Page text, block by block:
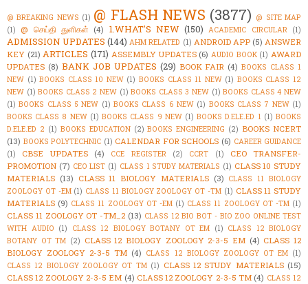
@ BREAKING NEWS (1) @ FLASH NEWS (3877) @ SITE MAP
(1) @ செய்தி துளிகள் (4) 1.WHAT'S NEW (150) ACADEMIC CIRCULAR (1)
ADMISSION UPDATES (144) AHM RELATED (1) ANDROID APP (5) ANSWER
KEY (21) ARTICLES (171) ASSEMBLY UPDATES (6) AUDIO BOOK (1) AWARD
UPDATES (8) BANK JOB UPDATES (29) BOOK FAIR (4) BOOKS CLASS 1
NEW (1) BOOKS CLASS 10 NEW (1) BOOKS CLASS 11 NEW (1) BOOKS CLASS 12
NEW (1) BOOKS CLASS 2 NEW (1) BOOKS CLASS 3 NEW (1) BOOKS CLASS 4 NEW
(1) BOOKS CLASS 5 NEW (1) BOOKS CLASS 6 NEW (1) BOOKS CLASS 7 NEW (1)
BOOKS CLASS 8 NEW (1) BOOKS CLASS 9 NEW (1) BOOKS D.ELE.ED 1 (1) BOOKS
D.ELE.ED 2 (1) BOOKS EDUCATION (2) BOOKS ENGINEERING (2) BOOKS NCERT
(13) BOOKS POLYTECHNIC (1) CALENDAR FOR SCHOOLS (6) CAREER GUIDANCE
(1)
CBSE UPDATES (4) CCE REGISTER (2) CCRT (1)
CEO TRANSFER-
PROMOTION (7) CEO LIST (1) CLASS 1 STUDY MATERIALS (1) CLASS 10 STUDY
MATERIALS (13) CLASS 11 BIOLOGY MATERIALS (3) CLASS 11 BIOLOGY
ZOOLOGY OT -EM (1) CLASS 11 BIOLOGY ZOOLOGY OT -TM (1) CLASS 11 STUDY
MATERIALS (9) CLASS 11 ZOOLOGY OT -EM (1) CLASS 11 ZOOLOGY OT -TM (1)
CLASS 11 ZOOLOGY OT -TM_2 (13) CLASS 12 BIO BOT - BIO ZOO ONLINE TEST
WITH AUDIO (1) CLASS 12 BIOLOGY BOTANY OT EM (1) CLASS 12 BIOLOGY
BOTANY OT TM (2) CLASS 12 BIOLOGY ZOOLOGY 2-3-5 EM (4) CLASS 12
BIOLOGY ZOOLOGY 2-3-5 TM (4) CLASS 12 BIOLOGY ZOOLOGY OT EM (1)
CLASS 12 BIOLOGY ZOOLOGY OT TM (1) CLASS 12 STUDY MATERIALS (15)
CLASS 12 ZOOLOGY 2-3-5 EM (4) CLASS 12 ZOOLOGY 2-3-5 TM (4) CLASS 12